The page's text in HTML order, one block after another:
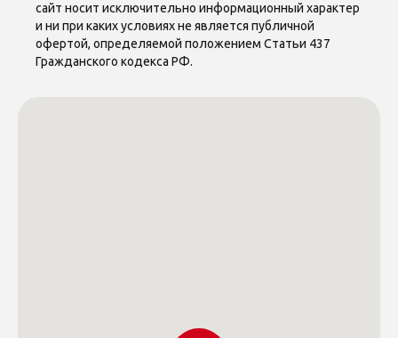
сайт носит исключительно информационный характер
и ни при каких условиях не является публичной
офертой, определяемой положением Статьи 437
Гражданского кодекса РФ.